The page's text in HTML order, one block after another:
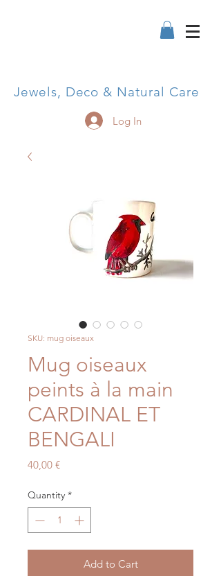
Jewels, Deco & Natural Care
Log In
SKU: mug oiseaux
Mug oiseaux
peints à la main
CARDINAL ET
BENGALI
40,00 €Price
Quantity *
Add to Cart